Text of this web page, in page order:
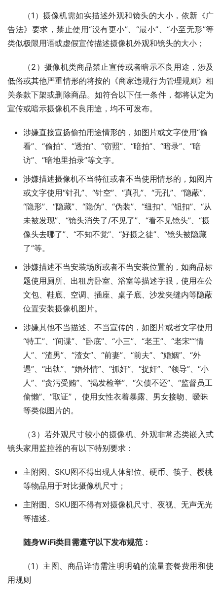
（1）摄像机需如实描述外观和镜头的大小，依新《广
告法》要求，禁止使用“没有更小”、“最小”、“小至无形”等
类似极限用语或虚假宣传描述摄像机外观和镜头的大小；
（2）摄像机类商品禁止宣传或者暗示不良用途，涉及
低俗或其他严重情形的将按的《商家违规行为管理规则》相
关条款下架或删除商品。如符合以下任一条件，都将认定为
宣传或暗示摄像机不良用途，均不可发布。
涉嫌直接宣扬偷拍用途情形的，如图片或文字使用“偷
看”、“偷拍”、“透拍”、“窃照”、“暗拍”、“暗录”、“暗
访”、“暗地里拍录”等文字。
涉嫌描述摄像机不当特征或者不当使用情形的，如图片
或文字使用“针孔”、“针空”、“真孔”、“无孔”、“隐蔽”、
“隐形”、“隐藏”、“隐伪”、“伪装”、“纽扣”、“钮扣”、“从
未被发现”、“镜头消失了/不见了”、“看不见镜头”、“摄
像头去哪了”、“不知不觉”、“好摄之徒”、“镜头被隐藏
了”等。
涉嫌描述不当安装场所或者不当安装位置的，如商品标
题使用厕所、出租房卧室、浴室等描述字眼，使用在公
文包、鞋底、空调、插座、桌子底、沙发夹缝内等隐蔽
位置安装摄像机图片。
涉嫌其他不当描述、不当宣传的，如图片或者文字使用
“特工”、“间谍”、“卧底”、“小三”、“老王”、“老宋”“情
人”、“渣男”、“渣女”、“前妻”、“前夫”、“婚姻”、“外
遇”、“出轨”、“婚外情”、“抓奸”、“捉奸”、“领导”、“小
人”、“贪污受贿”、“揭发检举”、“欠债不还”、“监督员工
偷懒”、“取证”， 使用女性衣着暴露、男女接吻、暧昧
等类似图片的。
（3）若外观尺寸较小的摄像机、外观非常态类嵌入式
镜头家用监控器的有以下特别要求：
主附图、SKU图不得出现人体部位、硬币、筷子、樱桃
等物品用于对比摄像机尺寸；
主附图、SKU图不得有对摄像机尺寸、夜视、无声无光
等描述。
随身WiFi类目需遵守以下发布规范：
（1）主图、商品详情需注明明确的流量套餐费用和使
用规则